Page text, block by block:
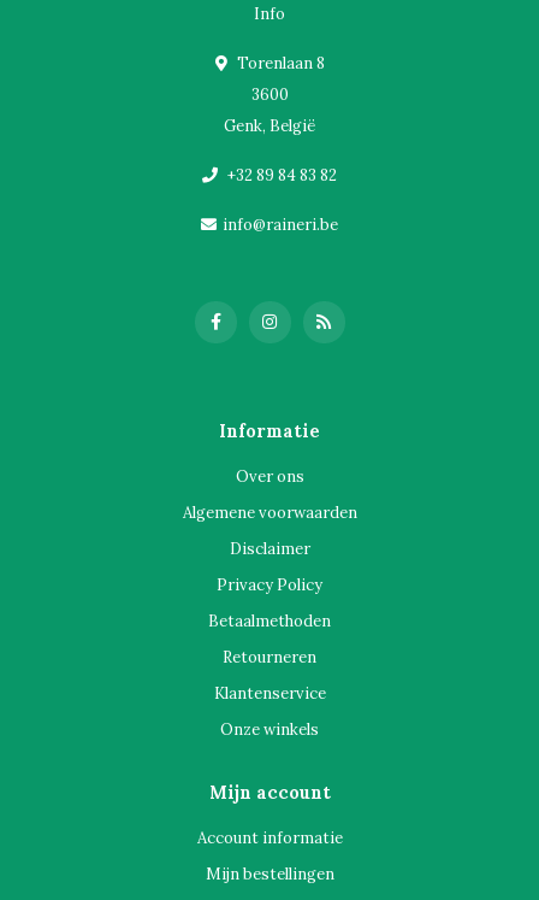
Info
Torenlaan 8
3600
Genk, België
+32 89 84 83 82
info@raineri.be
Informatie
Over ons
Algemene voorwaarden
Disclaimer
Privacy Policy
Betaalmethoden
Retourneren
Klantenservice
Onze winkels
Mijn account
Account informatie
Mijn bestellingen